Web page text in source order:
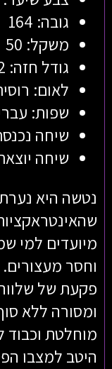
גובה: 164
משקל: 50
גודל חזה: 2
לאום:
שפות:
שיחה נכנסת: 750 ₪
שיחה יוצאת: 880 ₪
נטשה היא
מיועדים למי
וחסר מעצורים.
פקעת של שלווה
ומסורה ללא
מוחלטת וכבוד
היטב למצבו